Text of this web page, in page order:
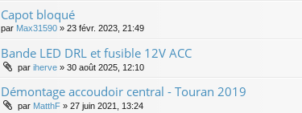
Capot bloqué
par Max31590 » 23 févr. 2023, 21:49
Bande LED DRL et fusible 12V ACC
par iherve » 30 août 2025, 12:10
Démontage accoudoir central - Touran 2019
par MatthF » 27 juin 2021, 13:24